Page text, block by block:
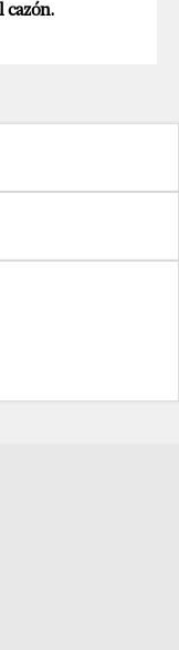
cazón.